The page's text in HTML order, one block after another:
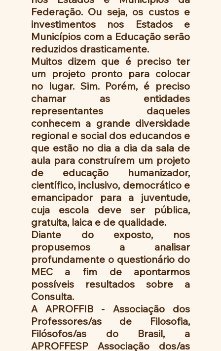
Federação. Ou seja, os custos e
investimentos nos Estados e
Municípios com a Educação serão
reduzidos drasticamente.
Muitos dizem que é preciso ter
um projeto pronto para colocar
no lugar. Sim. Porém, é preciso
chamar as entidades
representantes daqueles
conhecem a grande diversidade
regional e social dos educandos e
que estão no dia a dia da sala de
aula para construírem um projeto
de educação humanizador,
científico, inclusivo, democrático e
emancipador para a juventude,
cuja escola deve ser pública,
gratuita, laica e de qualidade.
Diante do exposto, nos
propusemos a analisar
profundamente o questionário do
MEC a fim de apontarmos
possíveis resultados sobre a
Consulta.
A APROFFIB - Associação dos
Professores/as de Filosofia,
Filósofos/as do Brasil, a
APROFFESP Associação dos/as